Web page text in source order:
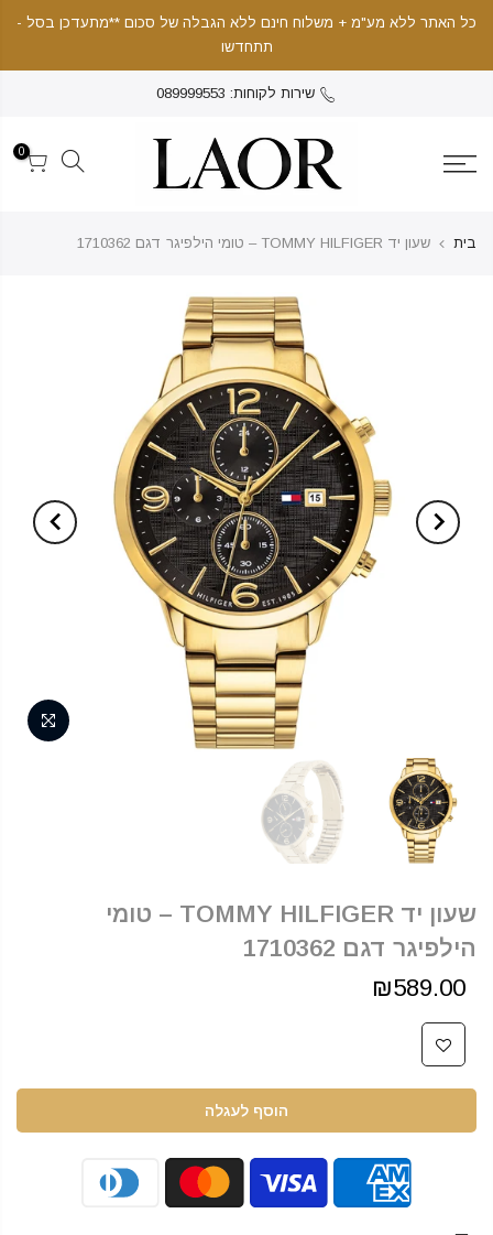
כל האתר ללא מע"מ + משלוח חינם ללא הגבלה של סכום **מתעדכן בסל -
תתחדשו
שירות לקוחות: 089999553
0
בית שעון יד TOMMY HILFIGER – טומי הילפיגר דגם 1710362
שעון יד TOMMY HILFIGER – טומי
הילפיגר דגם 1710362
₪589.00
הוסף לעגלה